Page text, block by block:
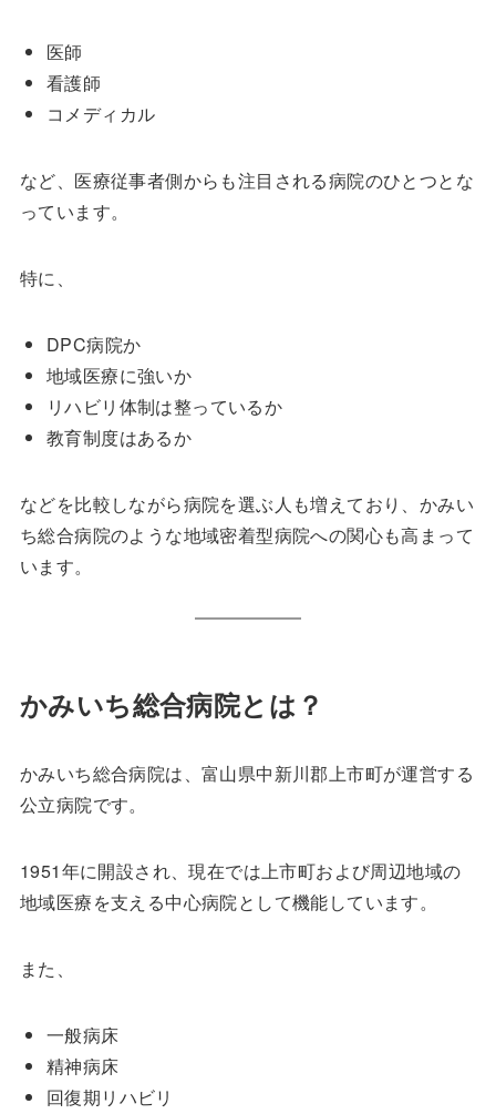
医師
看護師
コメディカル
など、医療従事者側からも注目される病院のひとつとな
っています。
特に、
DPC病院か
地域医療に強いか
リハビリ体制は整っているか
教育制度はあるか
などを比較しながら病院を選ぶ人も増えており、かみい
ち総合病院のような地域密着型病院への関心も高まって
います。
かみいち総合病院とは？
かみいち総合病院は、富山県中新川郡上市町が運営する
公立病院です。
1951年に開設され、現在では上市町および周辺地域の
地域医療を支える中心病院として機能しています。
また、
一般病床
精神病床
回復期リハビリ